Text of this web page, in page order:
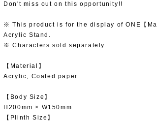
Don't miss out on this opportunity!!
※ This product is for the display of ONE【
Acrylic Stand.
※ Characters sold separately.
【Material】
Acrylic, Coated paper
【Body Size】
H200mm × W150mm
【Plinth Size】